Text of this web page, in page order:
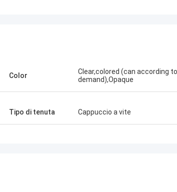
Color
Clear,colored (can according
demand),Opaque
Tipo di tenuta Cappuccio a vite